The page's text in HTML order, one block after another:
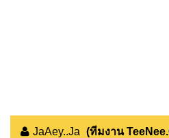
JaAey..Ja (ทีมงาน